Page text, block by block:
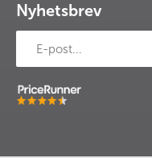
Nyhetsbrev